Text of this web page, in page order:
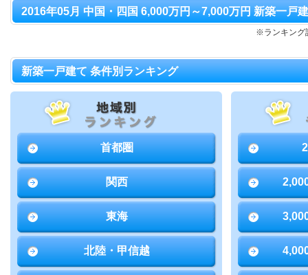
2016年05月 中国・四国 6,000万円～7,000万円 新築一戸
※ランキング
新築一戸建て 条件別ランキング
首都圏
関西
東海
北陸・甲信越